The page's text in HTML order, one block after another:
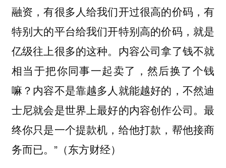
融资，有很多人给我们开过很高的价码，有
特别大的平台给我们开特别高的价码，就是
亿级往上很多的这种。内容公司拿了钱不就
相当于把你同事一起卖了，然后换了个钱
嘛？内容不是靠越多人就能越好的，不然迪
士尼就会是世界上最好的内容创作公司。最
终你只是一个提款机，给他打款，帮他接商
务而已。”（东方财经）